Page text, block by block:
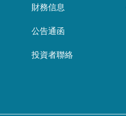
財務信息
公告通函
投資者聯絡